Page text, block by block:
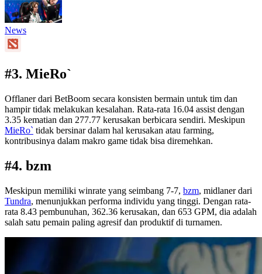
News
#3. MieRo`
Offlaner dari BetBoom secara konsisten bermain untuk tim dan
hampir tidak melakukan kesalahan. Rata-rata 16.04 assist dengan
3.35 kematian dan 277.77 kerusakan berbicara sendiri. Meskipun
MieRo` tidak bersinar dalam hal kerusakan atau farming,
kontribusinya dalam makro game tidak bisa diremehkan.
#4. bzm
Meskipun memiliki winrate yang seimbang 7-7, bzm, midlaner dari
Tundra, menunjukkan performa individu yang tinggi. Dengan rata-
rata 8.43 pembunuhan, 362.36 kerusakan, dan 653 GPM, dia adalah
salah satu pemain paling agresif dan produktif di turnamen.